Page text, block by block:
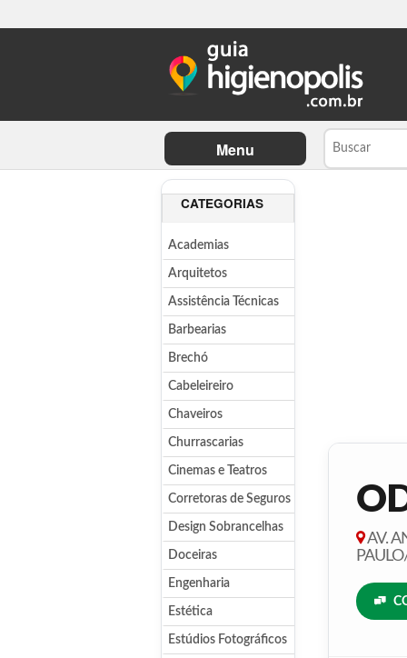
Menu
CATEGORIAS
Academias
Arquitetos
Assistência Técnicas
Barbearias
Brechó
Cabeleireiro
Chaveiros
Churrascarias
Cinemas e Teatros
Corretoras de Seguros
Design Sobrancelhas
Doceiras
Engenharia
Estética
Estúdios Fotográficos
AV.